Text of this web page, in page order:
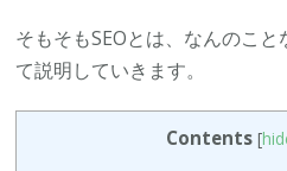
そもそもSEOとは、なんのこ
て説明していきます。
Contents [